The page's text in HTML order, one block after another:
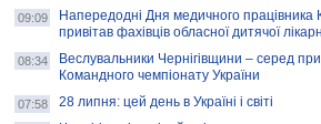
09:09
Напередодні Дня медичного працівника
привітав фахівців обласної дитячої
08:34
Веслувальники Чернігівщини – серед
Командного чемпіонату України
07:58 28 липня: цей день в Україні і світі